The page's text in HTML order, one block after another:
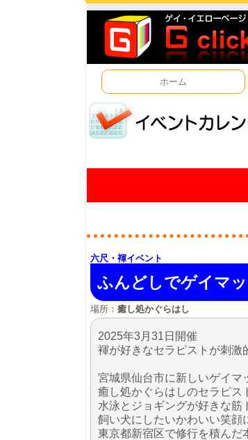
ホーム
六尺・褌イベント
ふんどしでゲイマ
場所： 癒し処かぐらはし
2025年3月31日開催
褌が好きなセラピストが刺激
宮城県仙台市に新しいゲイマ
癒し処かぐらはしのセラピス
水泳とジョギングが好きな筋
飼い犬にしたいかわいい笑顔
東京都新宿区で修行を積んだ